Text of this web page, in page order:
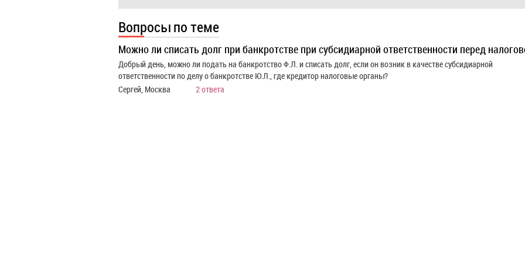
Вопросы по теме
Можно ли списать долг при банкротстве при субсидиарной ответственности перед
Добрый день, можно ли подать на банкротство Ф.Л. и списать долг, если он возник в качестве субсидиарной
ответственности по делу о банкротстве Ю.Л., где кредитор налоговые органы?
Сергей, Москва
2 ответа